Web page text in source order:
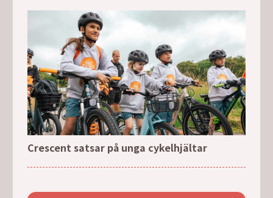
Crescent satsar på unga cykelhjältar